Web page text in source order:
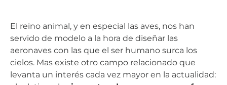
El reino animal, y en especial las aves, nos han
servido de modelo a la hora de diseñar las
aeronaves con las que el ser humano surca los
cielos. Mas existe otro campo relacionado que
levanta un interés cada vez mayor en la actualidad: